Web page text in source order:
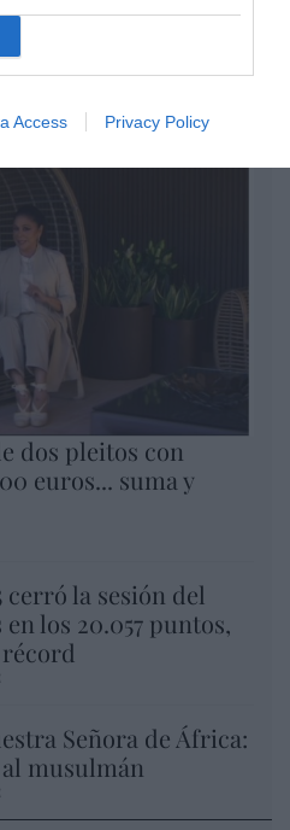
Access Privacy Policy
dos pleitos con
euros... suma y
cerró la sesión del
los 20.057 puntos,
Señora de África:
musulmán